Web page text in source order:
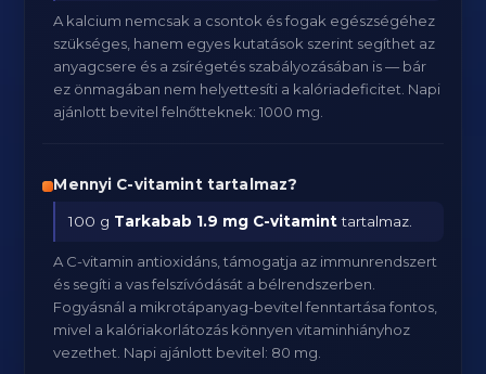
A kalcium nemcsak a csontok és fogak egészségéhez
szükséges, hanem egyes kutatások szerint segíthet az
anyagcsere és a zsírégetés szabályozásában is — bár
ez önmagában nem helyettesíti a kalóriadeficitet. Napi
ajánlott bevitel felnőtteknek: 1000 mg.
Mennyi C-vitamint tartalmaz?
100 g Tarkabab 1.9 mg C-vitaminttartalmaz.
A C-vitamin antioxidáns, támogatja az immunrendszert
és segíti a vas felszívódását a bélrendszerben.
Fogyásnál a mikrotápanyag-bevitel fenntartása fontos,
mivel a kalóriakorlátozás könnyen vitaminhiányhoz
vezethet. Napi ajánlott bevitel: 80 mg.